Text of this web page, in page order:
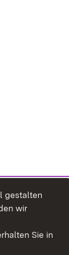
gestalten
wir
Sie in